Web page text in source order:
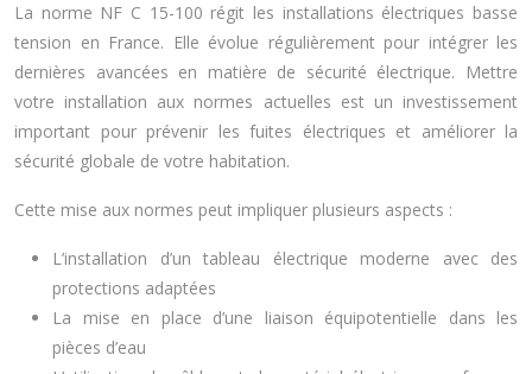
La norme NF C 15-100 régit les installations électriques basse
tension en France. Elle évolue régulièrement pour intégrer les
dernières avancées en matière de sécurité électrique. Mettre
votre installation aux normes actuelles est un investissement
important pour prévenir les fuites électriques et améliorer la
sécurité globale de votre habitation.
Cette mise aux normes peut impliquer plusieurs aspects :
L’installation d’un tableau électrique moderne avec des
protections adaptées
La mise en place d’une liaison équipotentielle dans les
pièces d’eau